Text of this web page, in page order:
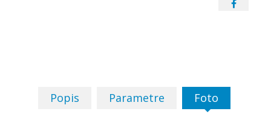
Popis Parametre Foto